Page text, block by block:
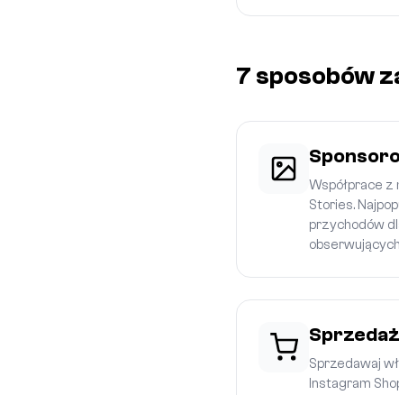
7 sposobów
Współprace z
Stories.
przychodów
Sprzedawaj
Instagram